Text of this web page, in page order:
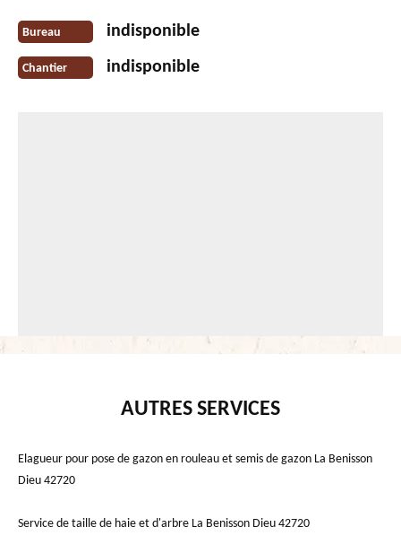
Bureau indisponible
Chantier indisponible
AUTRES SERVICES
Elagueur pour pose de gazon en rouleau et semis de gazon La Benisson
Dieu 42720
Service de taille de haie et d'arbre La Benisson Dieu 42720